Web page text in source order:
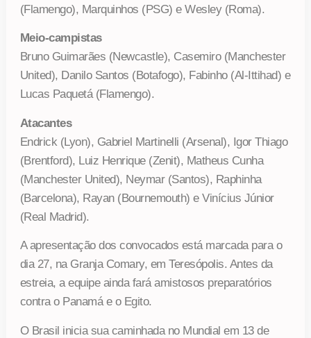
(Flamengo), Marquinhos (PSG) e Wesley (Roma).
Meio-campistas
Bruno Guimarães (Newcastle), Casemiro (Manchester
United), Danilo Santos (Botafogo), Fabinho (Al-Ittihad) e
Lucas Paquetá (Flamengo).
Atacantes
Endrick (Lyon), Gabriel Martinelli (Arsenal), Igor Thiago
(Brentford), Luiz Henrique (Zenit), Matheus Cunha
(Manchester United), Neymar (Santos), Raphinha
(Barcelona), Rayan (Bournemouth) e Vinícius Júnior
(Real Madrid).
A apresentação dos convocados está marcada para o
dia 27, na Granja Comary, em Teresópolis. Antes da
estreia, a equipe ainda fará amistosos preparatórios
contra o Panamá e o Egito.
O Brasil inicia sua caminhada no Mundial em 13 de